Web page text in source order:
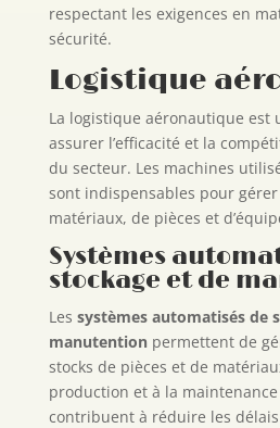
respectant les exigences en
sécurité.
Logistique
La logistique aéronautique est
assurer l’efficacité et la
du secteur. Les machines
sont indispensables pour
matériaux, de pièces et
Systèmes
stockage et de
Les systèmes automatisés de
manutention permettent de
stocks de pièces et de
production et à la
contribuent à réduire les